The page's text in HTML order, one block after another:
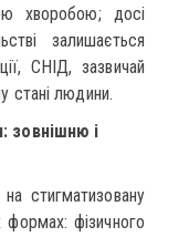
хворобою; досі
залишається
СНІД, зазвичай
стані людини.
зовнішню і
стигматизовану
фізичного